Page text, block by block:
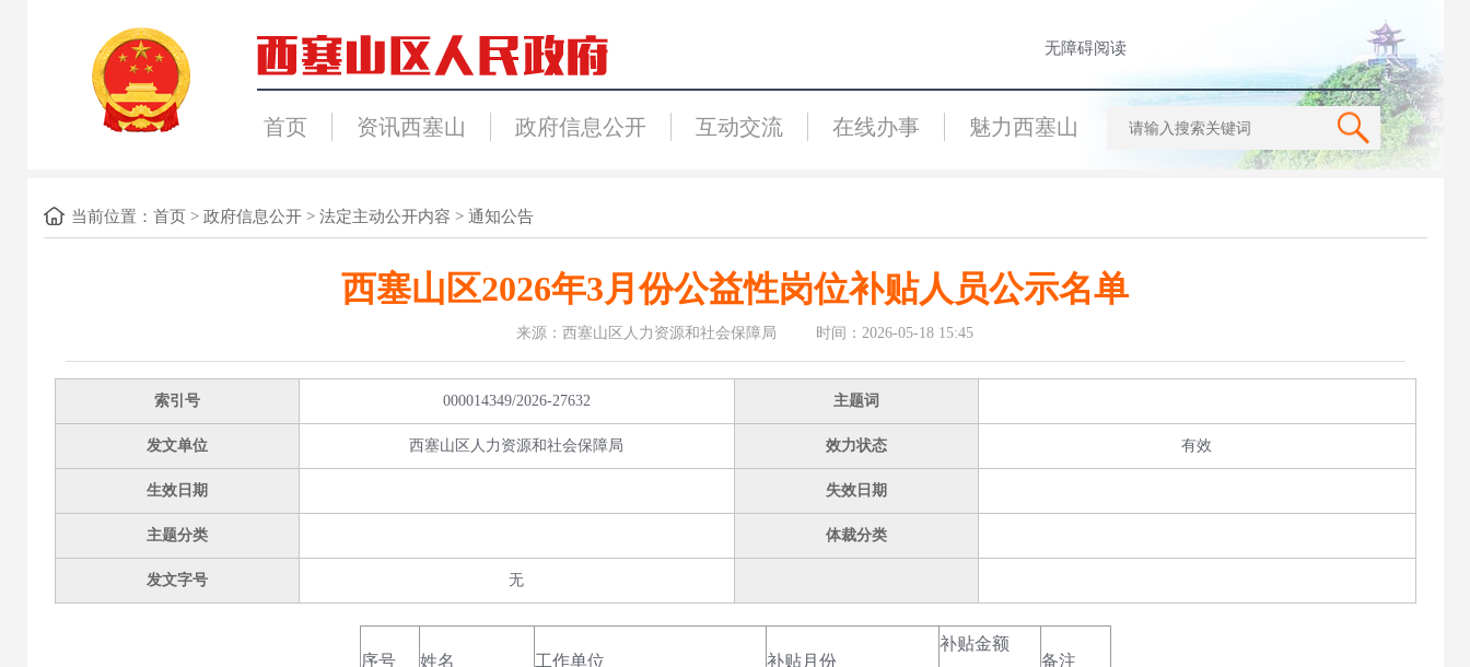
无障碍阅读
首页 资讯西塞山 政府信息公开 互动交流 在线办事 魅力西塞山
当前位置： 首页> 政府信息公开> 法定主动公开内容 > 通知公告
西塞山区2026年3月份公益性岗位补贴人员公示名单
来源：西塞山区人力资源和社会保障局 时间：2026-05-18 15:45
索引号 000014349/2026-27632 主题词
发文单位 西塞山区人力资源和社会保障局 效力状态 有效
生效日期 失效日期
主题分类 体裁分类
发文字号 无
序号 姓名 工作单位 补贴月份
补贴金额
备注